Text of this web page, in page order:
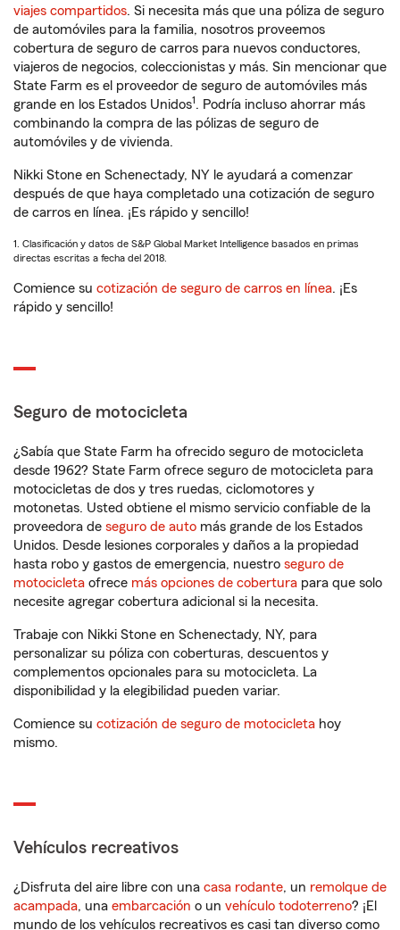
viajes compartidos. Si necesita más que una póliza de seguro
de automóviles para la familia, nosotros proveemos
cobertura de seguro de carros para nuevos conductores,
viajeros de negocios, coleccionistas y más. Sin mencionar que
State Farm es el proveedor de seguro de automóviles más
grande en los Estados Unidos1. Podría incluso ahorrar más
combinando la compra de las pólizas de seguro de
automóviles y de vivienda.
Nikki Stone en Schenectady, NY le ayudará a comenzar
después de que haya completado una cotización de seguro
de carros en línea. ¡Es rápido y sencillo!
1. Clasificación y datos de S&P Global Market Intelligence basados en primas
directas escritas a fecha del 2018.
Comience su cotización de seguro de carros en línea. ¡Es
rápido y sencillo!
Seguro de motocicleta
¿Sabía que State Farm ha ofrecido seguro de motocicleta
desde 1962? State Farm ofrece seguro de motocicleta para
motocicletas de dos y tres ruedas, ciclomotores y
motonetas. Usted obtiene el mismo servicio confiable de la
proveedora de seguro de auto más grande de los Estados
Unidos. Desde lesiones corporales y daños a la propiedad
hasta robo y gastos de emergencia, nuestro seguro de
motocicleta ofrece más opciones de cobertura para que solo
necesite agregar cobertura adicional si la necesita.
Trabaje con Nikki Stone en Schenectady, NY, para
personalizar su póliza con coberturas, descuentos y
complementos opcionales para su motocicleta. La
disponibilidad y la elegibilidad pueden variar.
Comience su cotización de seguro de motocicleta hoy
mismo.
Vehículos recreativos
¿Disfruta del aire libre con una casa rodante, un remolque de
acampada, una embarcación o un vehículo todoterreno? ¡El
mundo de los vehículos recreativos es casi tan diverso como